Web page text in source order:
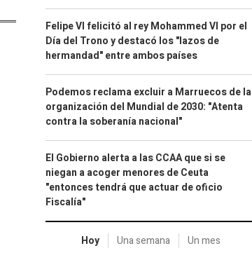
Felipe VI felicitó al rey Mohammed VI por el
Día del Trono y destacó los "lazos de
hermandad" entre ambos países
Podemos reclama excluir a Marruecos de la
organización del Mundial de 2030: "Atenta
contra la soberanía nacional"
El Gobierno alerta a las CCAA que si se
niegan a acoger menores de Ceuta
"entonces tendrá que actuar de oficio
Fiscalía"
Hoy Una semana Un mes